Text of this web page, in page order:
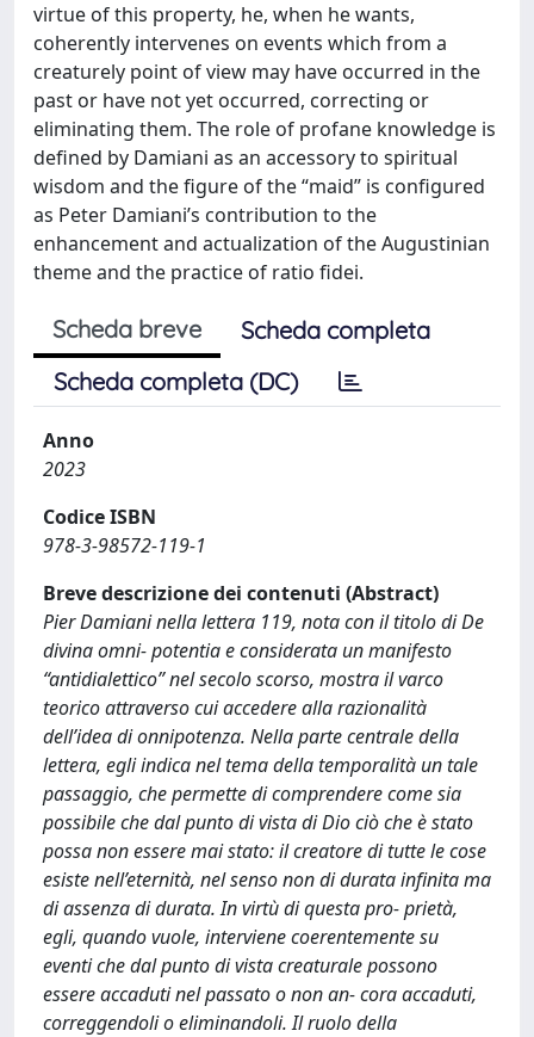
virtue of this property, he, when he wants,
coherently intervenes on events which from a
creaturely point of view may have occurred in the
past or have not yet occurred, correcting or
eliminating them. The role of profane knowledge is
defined by Damiani as an accessory to spiritual
wisdom and the figure of the “maid” is configured
as Peter Damiani’s contribution to the
enhancement and actualization of the Augustinian
theme and the practice of ratio fidei.
Scheda breve
Scheda completa
Scheda completa (DC)
Anno
2023
Codice ISBN
978-3-98572-119-1
Breve descrizione dei contenuti (Abstract)
Pier Damiani nella lettera 119, nota con il titolo di De
divina omni- potentia e considerata un manifesto
“antidialettico” nel secolo scorso, mostra il varco
teorico attraverso cui accedere alla razionalità
dell’idea di onnipotenza. Nella parte centrale della
lettera, egli indica nel tema della temporalità un tale
passaggio, che permette di comprendere come sia
possibile che dal punto di vista di Dio ciò che è stato
possa non essere mai stato: il creatore di tutte le cose
esiste nell’eternità, nel senso non di durata infinita ma
di assenza di durata. In virtù di questa pro- prietà,
egli, quando vuole, interviene coerentemente su
eventi che dal punto di vista creaturale possono
essere accaduti nel passato o non an- cora accaduti,
correggendoli o eliminandoli. Il ruolo della